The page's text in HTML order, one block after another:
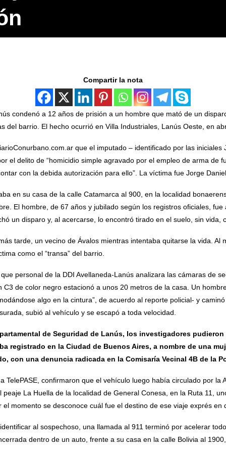
Compartir la nota
condenó a 12 años de prisión a un hombre que mató de un
del barrio. El hecho ocurrió en Villa Industriales, Lanús Oeste, en
que el imputado – identificado por las iniciales
el delito de “homicidio simple agravado por el empleo de arma de
con la debida autorización para ello”. La víctima fue Jorge
en su casa de la calle Catamarca al 900, en la localidad
El hombre, de 67 años y jubilado según los registros oficiales,
un disparo y, al acercarse, lo encontró tirado en el suelo, sin vida,
tarde, un vecino de Ávalos mientras intentaba quitarse la vida. Al
como el “transa” del barrio.
personal de la DDI Avellaneda-Lanús analizara las cámaras de
C3 de color negro estacionó a unos 20 metros de la casa. Un
algo en la cintura”, de acuerdo al reporte policial- y
subió al vehículo y se escapó a toda velocidad.
de Seguridad de Lanús, los investigadores
registrado en la Ciudad de Buenos Aires, a nombre de una
con una denuncia radicada en la Comisaría Vecinal 4B de la
TelePASE, confirmaron que el vehículo luego había circulado por la
La Huella de la localidad de General Conesa, en la Ruta 11,
momento se desconoce cuál fue el destino de ese viaje exprés en
al sospechoso, una llamada al 911 terminó por acelerar
dentro de un auto, frente a su casa en la calle Bolivia al